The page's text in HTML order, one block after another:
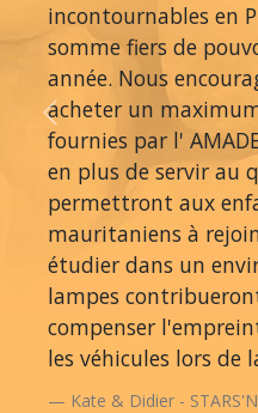
incontournables en
somme fiers de
année. Nous
acheter un
fournies par l'
en plus de servir au
permettront aux
mauritaniens à
étudier dans un
lampes
compenser
les véhicules lors de
Kate & Didier -
Previous